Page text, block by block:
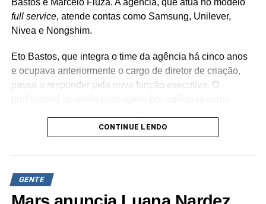
Bastos e Marcelo Fiuza. A agência, que atua no modelo
full service, atende contas como Samsung, Unilever,
Nivea e Nongshim.
Eto Bastos, que integra o time da agência há cinco anos
e ocupava anteriormente o cargo de diretor de criação,
passa a responder pela nova função executiva. O
Já Marcelo Fiuza retorna à Cheil Brasil para assumir o
posto de co-líder criativo, após ter integrado a equipe da
Fiuza reúne experiência em operações publicitárias como
Mutato, Publicis Brasil, DPZ e Neogama/BBH.
CONTINUE LENDO
GENTE